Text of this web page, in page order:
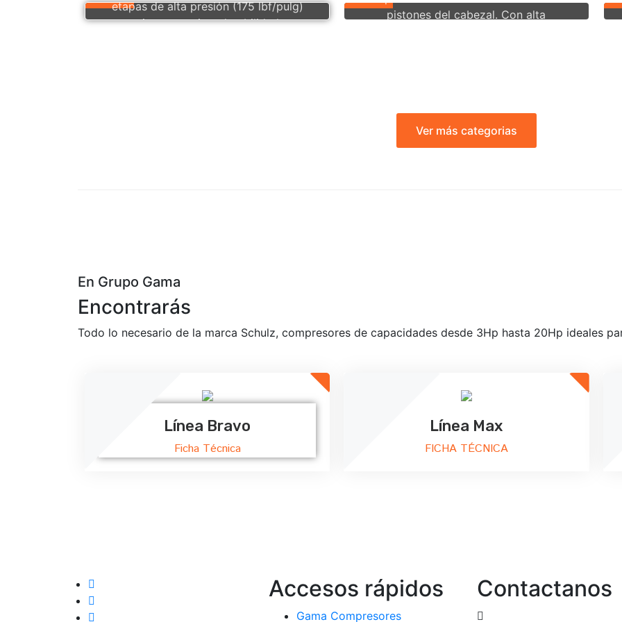
etapas de alta presión (175 lbf/pulg)
garantiza potencia y durabilidad para
pistones del cabezal. Con alta
COTIZA
Ver más categorias
En Grupo Gama
Encontrarás
Todo lo necesario de la marca Schulz, compresores de capacidades desde 3Hp hasta 20Hp ideales
Línea Bravo
Ficha Técnica
Línea Max
FICHA TÉCNICA
Accesos rápidos
Gama Compresores
Contactanos